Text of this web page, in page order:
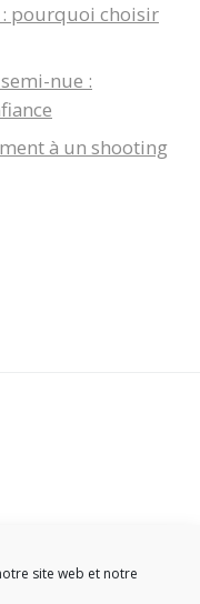
site web et notre
: pourquoi choisir
nue :
à un shooting